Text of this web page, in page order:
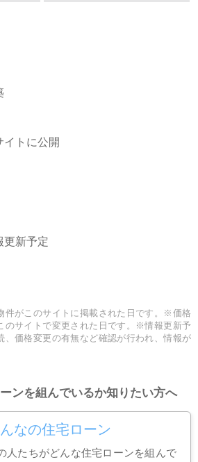
イトに公開
更新予定
件がこのサイトに掲載された日です。※価格
のサイトで変更された日です。※情報更新予
、価格変更の有無など確認が行われ、情報が
ンを組んでいるか知りたい方へ
なの住宅ローン
人たちがどんな住宅ローンを組んで